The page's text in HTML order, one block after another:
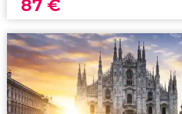
87 €